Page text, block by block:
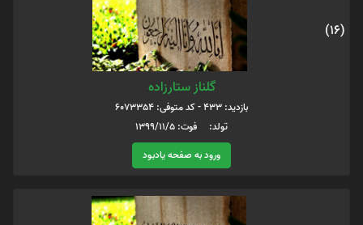
(16)
گلناز ستارزاده
بازدید: 433 - کد متوفی: 6073354
تولد: فوت: 1399/11/5
ورود به صفحه یادبود